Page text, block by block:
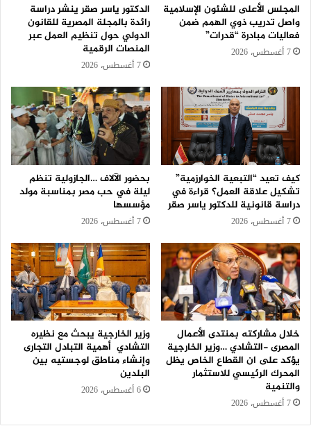
المجلس الأعلى للشئون الإسلامية
واصل تدريب ذوي الهمم ضمن
فعاليات مبادرة “قدرات”
7 أغسطس، 2026
الدكتور ياسر صقر ينشر دراسة
رائدة بالمجلة المصرية للقانون
الدولي حول تنظيم العمل عبر
المنصات الرقمية
7 أغسطس، 2026
كيف تعيد “التبعية الخوارزمية”
تشكيل علاقة العمل؟ قراءة في
دراسة قانونية للدكتور ياسر صقر
7 أغسطس، 2026
بحضور الآلاف …الجازولية تنظم
ليلة في حب مصر بمناسبة مولد
مؤسسها
7 أغسطس، 2026
خلال مشاركته بمنتدى الأعمال
المصرى -التشادي …وزير الخارجية
يؤكد على ان القطاع الخاص يظل
المحرك الرئيسي للاستثمار
والتنمية
7 أغسطس، 2026
وزير الخارجية يبحث مع نظيره
التشادي أهمية التبادل التجارى
وإنشاء مناطق لوجستيه بين
البلدين
6 أغسطس، 2026